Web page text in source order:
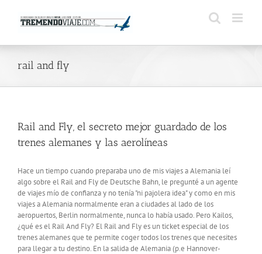
contenido
rail and fly
Rail and Fly, el secreto mejor guardado de los
trenes alemanes y las aerolíneas
Hace un tiempo cuando preparaba uno de mis viajes a Alemania leí
algo sobre el Rail and Fly de Deutsche Bahn, le pregunté a un agente
de viajes mío de confianza y no tenía "ni pajolera idea" y como en mis
viajes a Alemania normalmente eran a ciudades al lado de los
aeropuertos, Berlin normalmente, nunca lo había usado. Pero Kailos,
¿qué es el Rail And Fly? El Rail and Fly es un ticket especial de los
trenes alemanes que te permite coger todos los trenes que necesites
para llegar a tu destino. En la salida de Alemania (p.e Hannover-